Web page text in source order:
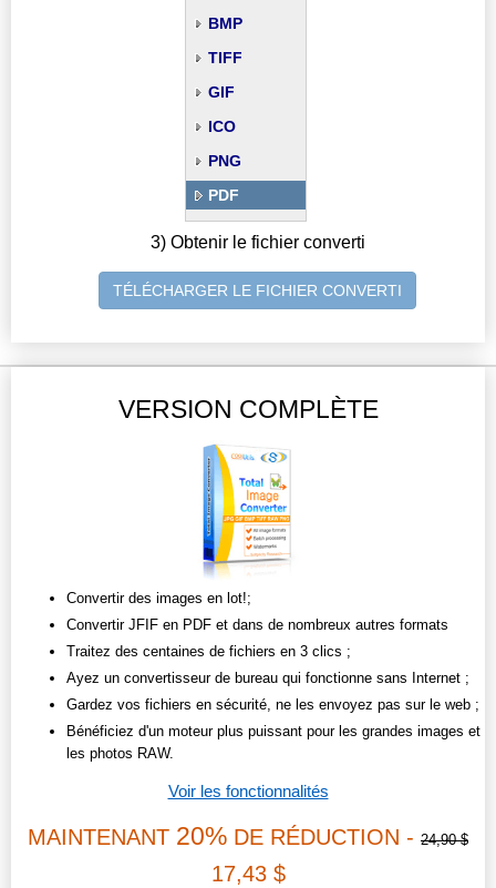
BMP
TIFF
GIF
ICO
PNG
PDF
3) Obtenir le fichier converti
TÉLÉCHARGER LE FICHIER CONVERTI
VERSION COMPLÈTE
Convertir des images en lot!;
Convertir JFIF en PDF et dans de nombreux autres formats
Traitez des centaines de fichiers en 3 clics ;
Ayez un convertisseur de bureau qui fonctionne sans Internet ;
Gardez vos fichiers en sécurité, ne les envoyez pas sur le web ;
Bénéficiez d'un moteur plus puissant pour les grandes images et
les photos RAW.
Voir les fonctionnalités
MAINTENANT 20% DE RÉDUCTION - 24,90 $
17,43 $